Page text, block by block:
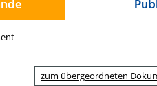
zum übergeordneten